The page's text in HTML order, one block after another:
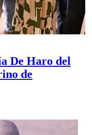
De Haro del
de